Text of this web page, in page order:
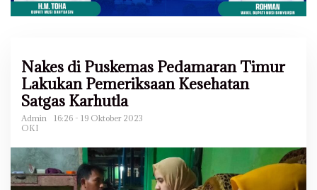
Nakes di Puskemas Pedamaran Timur
Lakukan Pemeriksaan Kesehatan
Satgas Karhutla
Admin
16:26 - 19 Oktober 2023
OKI